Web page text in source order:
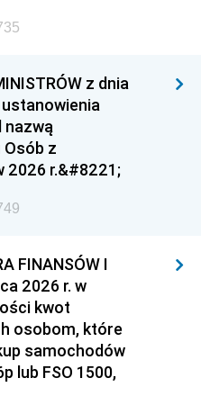
z dnia
nazwą
z
2026 r.&#8221;
FINANSÓW I
2026 r. w
kwot
osobom, które
samochodów
lub FSO 1500,